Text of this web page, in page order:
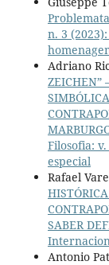
n. 3
Adriano
ZEICHEN”
Filosofia:
especial
Rafael
SABER
Antonio